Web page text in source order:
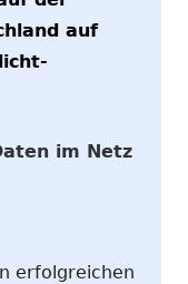
auf
im Netz
erfolgreichen